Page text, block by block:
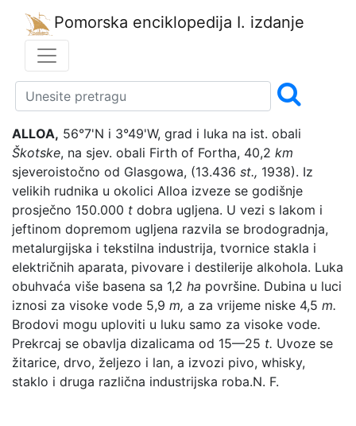
Pomorska enciklopedija I. izdanje
ALLOA, 56°7'N i 3°49'W, grad i luka na ist. obali
Škotske, na sjev. obali Firth of Fortha, 40,2 km
sjeveroistočno od Glasgowa, (13.436 st., 1938). Iz
velikih rudnika u okolici Alloa izveze se godišnje
prosječno 150.000 t dobra ugljena. U vezi s lakom i
jeftinom dopremom ugljena razvila se brodogradnja,
metalurgijska i tekstilna industrija, tvornice stakla i
električnih aparata, pivovare i destilerije alkohola. Luka
obuhvaća više basena sa 1,2 ha površine. Dubina u luci
iznosi za visoke vode 5,9 m, a za vrijeme niske 4,5 m.
Brodovi mogu uploviti u luku samo za visoke vode.
Prekrcaj se obavlja dizalicama od 15—25 t. Uvoze se
žitarice, drvo, željezo i lan, a izvozi pivo, whisky,
staklo i druga različna industrijska roba.N. F.